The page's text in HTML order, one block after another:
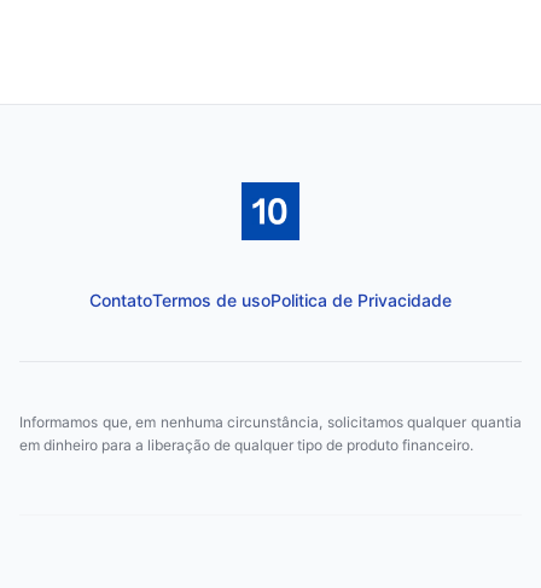
ContatoTermos de usoPolitica de Privacidade
Informamos que, em nenhuma circunstância, solicitamos qualquer quantia
em dinheiro para a liberação de qualquer tipo de produto financeiro.